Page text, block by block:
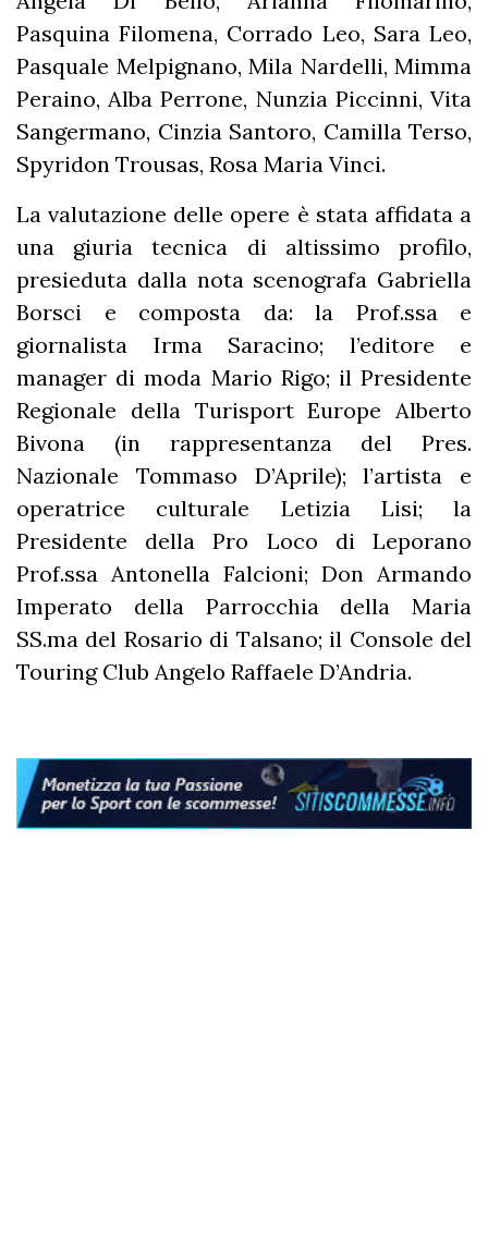
Pasquina Filomena, Corrado Leo, Sara Leo,
Pasquale Melpignano, Mila Nardelli, Mimma
Peraino, Alba Perrone, Nunzia Piccinni, Vita
Sangermano, Cinzia Santoro, Camilla Terso,
Spyridon Trousas, Rosa Maria Vinci.
La valutazione delle opere è stata affidata a
una giuria tecnica di altissimo profilo,
presieduta dalla nota scenografa Gabriella
Borsci e composta da: la Prof.ssa e
giornalista Irma Saracino; l’editore e
manager di moda Mario Rigo; il Presidente
Regionale della Turisport Europe Alberto
Bivona (in rappresentanza del Pres.
Nazionale Tommaso D’Aprile); l’artista e
operatrice culturale Letizia Lisi; la
Presidente della Pro Loco di Leporano
Prof.ssa Antonella Falcioni; Don Armando
Imperato della Parrocchia della Maria
SS.ma del Rosario di Talsano; il Console del
Touring Club Angelo Raffaele D’Andria.